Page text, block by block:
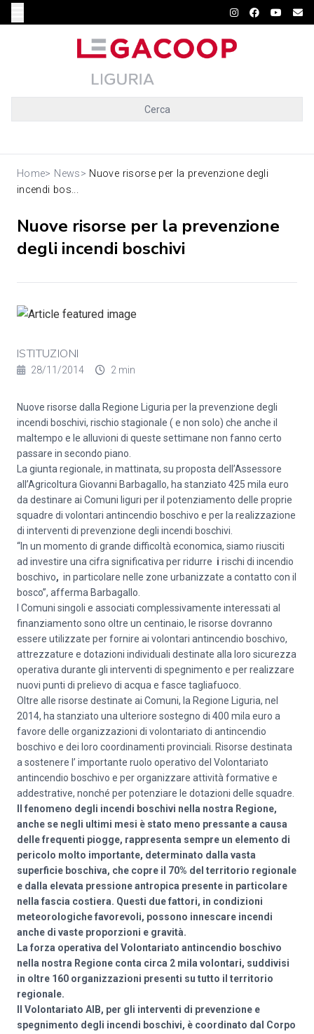
Cerca
Home> News> Nuove risorse per la prevenzione degli
incendi bos...
Nuove risorse per la prevenzione
degli incendi boschivi
ISTITUZIONI
28/11/2014 2 min
Nuove risorse dalla Regione Liguria per la prevenzione degli
incendi boschivi, rischio stagionale ( e non solo) che anche il
maltempo e le alluvioni di queste settimane non fanno certo
passare in secondo piano.
La giunta regionale, in mattinata, su proposta dell’Assessore
all’Agricoltura Giovanni Barbagallo, ha stanziato 425 mila euro
da destinare ai Comuni liguri per il potenziamento delle proprie
squadre di volontari antincendio boschivo e per la realizzazione
di interventi di prevenzione degli incendi boschivi.
“In un momento di grande difficoltà economica, siamo riusciti
ad investire una cifra significativa per ridurre i rischi di incendio
boschivo, in particolare nelle zone urbanizzate a contatto con il
bosco”, afferma Barbagallo.
I Comuni singoli e associati complessivamente interessati al
finanziamento sono oltre un centinaio, le risorse dovranno
essere utilizzate per fornire ai volontari antincendio boschivo,
attrezzature e dotazioni individuali destinate alla loro sicurezza
operativa durante gli interventi di spegnimento e per realizzare
nuovi punti di prelievo di acqua e fasce tagliafuoco.
Oltre alle risorse destinate ai Comuni, la Regione Liguria, nel
2014, ha stanziato una ulteriore sostegno di 400 mila euro a
favore delle organizzazioni di volontariato di antincendio
boschivo e dei loro coordinamenti provinciali. Risorse destinata
a sostenere l’ importante ruolo operativo del Volontariato
antincendio boschivo e per organizzare attività formative e
addestrative, nonché per potenziare le dotazioni delle squadre.
Il fenomeno degli incendi boschivi nella nostra Regione,
anche se negli ultimi mesi è stato meno pressante a causa
delle frequenti piogge, rappresenta sempre un elemento di
pericolo molto importante, determinato dalla vasta
superficie boschiva, che copre il 70% del territorio regionale
e dalla elevata pressione antropica presente in particolare
nella fascia costiera. Questi due fattori, in condizioni
meteorologiche favorevoli, possono innescare incendi
anche di vaste proporzioni e gravità.
La forza operativa del Volontariato antincendio boschivo
nella nostra Regione conta circa 2 mila volontari, suddivisi
in oltre 160 organizzazioni presenti su tutto il territorio
regionale.
Il Volontariato AIB, per gli interventi di prevenzione e
spegnimento degli incendi boschivi, è coordinato dal Corpo